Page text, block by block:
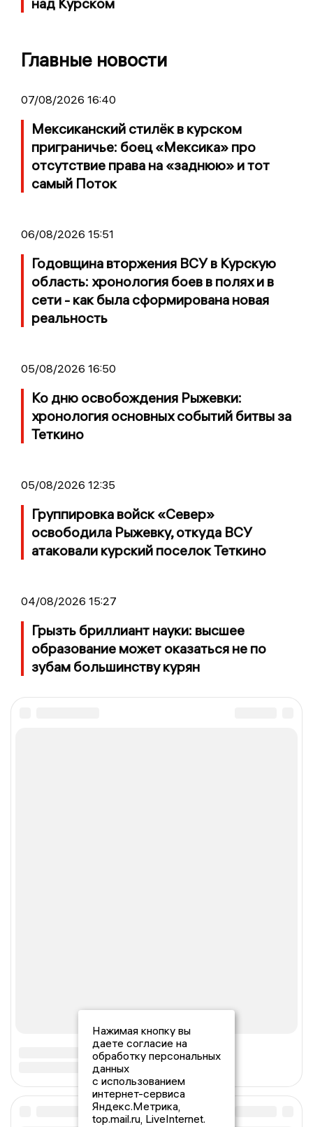
Главные новости
07/08/2026 16:40
Мексиканский стилёк в курском
приграничье: боец «Мексика» про
отсутствие права на «заднюю» и тот
самый Поток
06/08/2026 15:51
Годовщина вторжения ВСУ в Курскую
область: хронология боев в полях и в
сети - как была сформирована новая
реальность
05/08/2026 16:50
Ко дню освобождения Рыжевки:
хронология основных событий битвы за
Теткино
05/08/2026 12:35
Группировка войск «Север»
освободила Рыжевку, откуда ВСУ
атаковали курский поселок Теткино
04/08/2026 15:27
Грызть бриллиант науки: высшее
образование может оказаться не по
зубам большинству курян
Нажимая кнопку вы
даете согласие на
обработку персональных
данных
с использованием
интернет-сервиса
Яндекс.Метрика,
top.mail.ru, LiveInternet.